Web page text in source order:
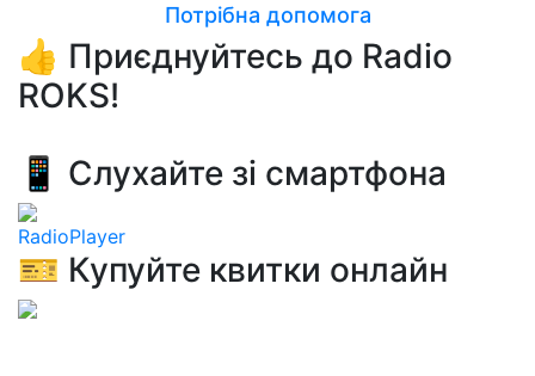
Потрібна допомога
👍 Приєднуйтесь до Radio
ROKS!
📱 Слухайте зі смартфона
RadioPlayer
🎫 Купуйте квитки онлайн